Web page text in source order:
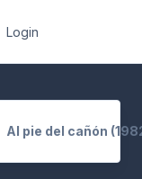
Login
Al pie del cañón